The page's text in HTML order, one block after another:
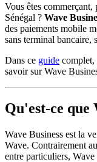
Vous êtes commerçant,
Sénégal ? Wave
des paiements mobile
sans terminal bancaire,
Dans ce guide complet,
savoir sur Wave
Qu'est-ce que
Wave Business est la
Wave. Contrairement
entre particuliers,